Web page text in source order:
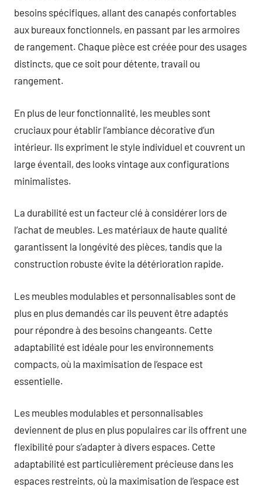
besoins spécifiques, allant des canapés confortables
aux bureaux fonctionnels, en passant par les armoires
de rangement. Chaque pièce est créée pour des usages
distincts, que ce soit pour détente, travail ou
rangement.
En plus de leur fonctionnalité, les meubles sont
cruciaux pour établir l’ambiance décorative d’un
intérieur. Ils expriment le style individuel et couvrent un
large éventail, des looks vintage aux configurations
minimalistes.
La durabilité est un facteur clé à considérer lors de
l’achat de meubles. Les matériaux de haute qualité
garantissent la longévité des pièces, tandis que la
construction robuste évite la détérioration rapide.
Les meubles modulables et personnalisables sont de
plus en plus demandés car ils peuvent être adaptés
pour répondre à des besoins changeants. Cette
adaptabilité est idéale pour les environnements
compacts, où la maximisation de l’espace est
essentielle.
Les meubles modulables et personnalisables
deviennent de plus en plus populaires car ils offrent une
flexibilité pour s’adapter à divers espaces. Cette
adaptabilité est particulièrement précieuse dans les
espaces restreints, où la maximisation de l’espace est